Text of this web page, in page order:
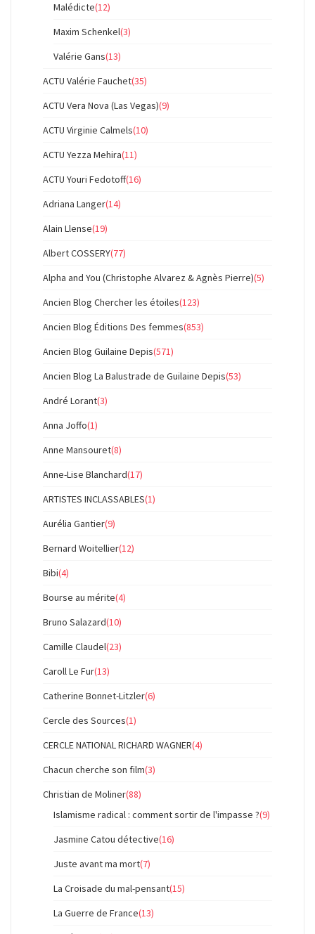
Malédicte(12)
Maxim Schenkel(3)
Valérie Gans(13)
ACTU Valérie Fauchet(35)
ACTU Vera Nova (Las Vegas)(9)
ACTU Virginie Calmels(10)
ACTU Yezza Mehira(11)
ACTU Youri Fedotoff(16)
Adriana Langer(14)
Alain Llense(19)
Albert COSSERY(77)
Alpha and You (Christophe Alvarez & Agnès Pierre)(5)
Ancien Blog Chercher les étoiles(123)
Ancien Blog Éditions Des femmes(853)
Ancien Blog Guilaine Depis(571)
Ancien Blog La Balustrade de Guilaine Depis(53)
André Lorant(3)
Anna Joffo(1)
Anne Mansouret(8)
Anne-Lise Blanchard(17)
ARTISTES INCLASSABLES(1)
Aurélia Gantier(9)
Bernard Woitellier(12)
Bibi(4)
Bourse au mérite(4)
Bruno Salazard(10)
Camille Claudel(23)
Caroll Le Fur(13)
Catherine Bonnet-Litzler(6)
Cercle des Sources(1)
CERCLE NATIONAL RICHARD WAGNER(4)
Chacun cherche son film(3)
Christian de Moliner(88)
Islamisme radical : comment sortir de l'impasse ?(9)
Jasmine Catou détective(16)
Juste avant ma mort(7)
La Croisade du mal-pensant(15)
La Guerre de France(13)